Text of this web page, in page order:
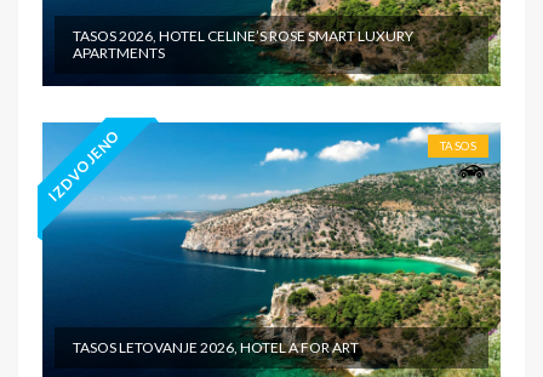
TASOS 2026, HOTEL CELINE’S ROSE SMART LUXURY
APARTMENTS
IZDVOJENO TASOS
TASOS LETOVANJE 2026, HOTEL A FOR ART